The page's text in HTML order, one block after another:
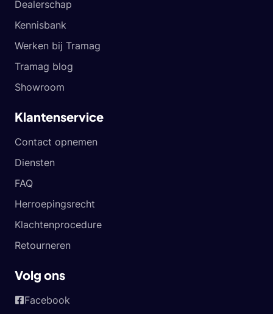
Dealerschap
Kennisbank
Werken bij Tramag
Tramag blog
Showroom
Klantenservice
Contact opnemen
Diensten
FAQ
Herroepingsrecht
Klachtenprocedure
Retourneren
Volg ons
Facebook